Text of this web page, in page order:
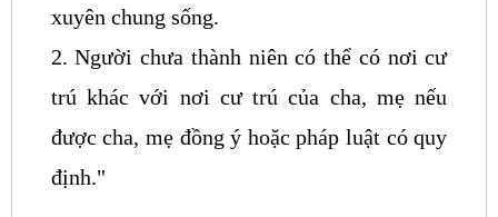
xuyên chung sống.
2. Người chưa thành niên có thể có nơi cư
trú khác với nơi cư trú của cha, mẹ nếu
được cha, mẹ đồng ý hoặc pháp luật có quy
định."